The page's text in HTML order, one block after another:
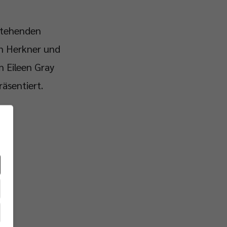
Herkner und
Eileen Gray